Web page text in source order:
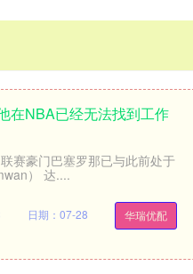
在NBA已经无法找到工作
赛豪门巴塞罗那已与此前处于
） 达....
华瑞优配
日期：07-28